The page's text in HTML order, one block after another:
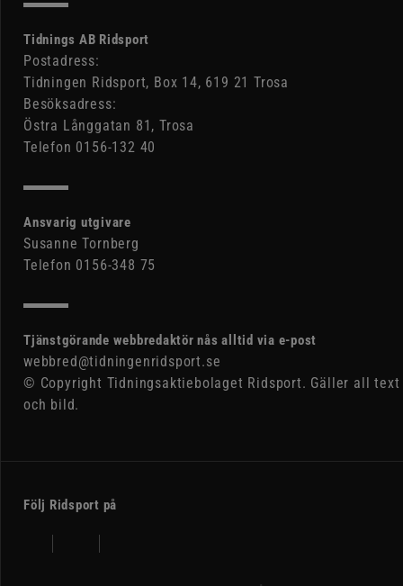
Tidnings AB Ridsport
Postadress:
Tidningen Ridsport, Box 14, 619 21 Trosa
Besöksadress:
Östra Långgatan 81, Trosa
Telefon 0156-132 40
Ansvarig utgivare
Susanne Tornberg
Telefon 0156-348 75
Tjänstgörande webbredaktör nås alltid via e-post
webbred@tidningenridsport.se
© Copyright Tidningsaktiebolaget Ridsport. Gäller all text
och bild.
Följ Ridsport på